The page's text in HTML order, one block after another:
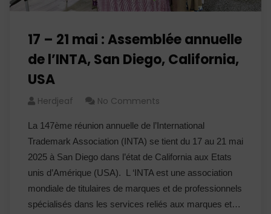
17 – 21 mai : Assemblée annuelle
de l’INTA, San Diego, California,
USA
Herdjeaf No Comments
La 147ème réunion annuelle de l’International
Trademark Association (INTA) se tient du 17 au 21 mai
2025 à San Diego dans l’état de California aux Etats
unis d’Amérique (USA). L ‘INTA est une association
mondiale de titulaires de marques et de professionnels
spécialisés dans les services reliés aux marques et…